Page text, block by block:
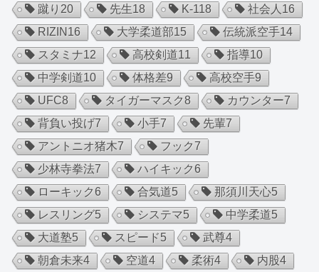
蹴り 20 先生18 K-118 社会人 16
RIZIN 16 大学柔道部15 伝統派空手14
スタミナ12 高校剣道11 指導10
中学剣道10 体格差9 高校空手9
UFC8 タイガーマスク8 カウンター7
背負い投げ7 小手7 先輩7
アントニオ猪木7 フック7
少林寺拳法7 ハイキック6
ローキック6 合気道5 那須川天心5
レスリング5 システマ5 中学柔道5
大道塾5 スピード5 武尊4
朝倉未来4 空道4 柔術4 内股4